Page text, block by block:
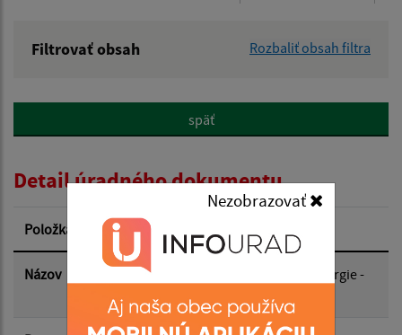
Nezobrazovať
Filtrovať obsah Rozbaliť obsah filtra
Popis:
Dátum zverejnenia od:
Dátum zverejnenia do:
späť
Detail úradného dokumentu
Položka Informácia
Názov
Pilotná zóna pre rozvoj veternej energie -
Východ